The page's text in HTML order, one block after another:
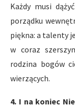
Każdy musi
porządku
piękna: a talenty
w coraz
rodzina bogów
wierzących.
4. I na koniec